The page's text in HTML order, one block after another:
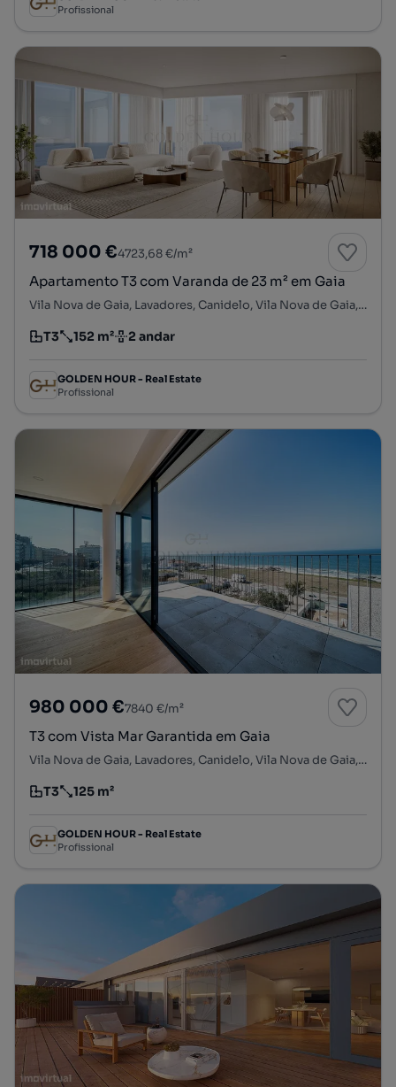
Profissional
718 000 €4723,68 €/m²
Apartamento T3 com Varanda de 23 m² em Gaia
Vila Nova de Gaia, Lavadores, Canidelo, Vila Nova de Gaia, Porto
Tipologia
T3
Preço por metro quadrado
152 m²
Andar 2 andar
GOLDEN HOUR - Real Estate
Profissional
980 000 €7840 €/m²
T3 com Vista Mar Garantida em Gaia
Vila Nova de Gaia, Lavadores, Canidelo, Vila Nova de Gaia, Porto
Tipologia
T3
Preço por metro quadrado
125 m²
GOLDEN HOUR - Real Estate
Profissional